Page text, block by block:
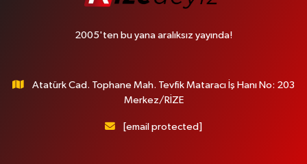
2005'ten bu yana aralıksız yayında!
Atatürk Cad. Tophane Mah. Tevfik Mataracı İş Hanı No: 203
Merkez/RİZE
[email protected]